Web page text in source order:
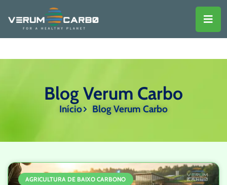
Blog Verum Carbo
Início Blog Verum Carbo
AGRICULTURA DE BAIXO CARBONO